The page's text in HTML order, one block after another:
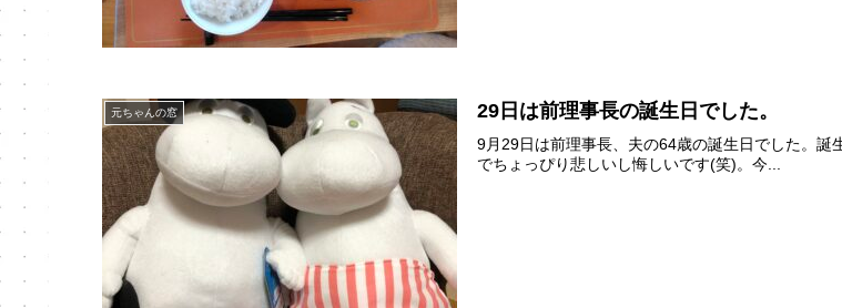
元ちゃんの窓 29日は前理事長の誕生日でした。
9月29日は前理事長、夫の64歳の誕生日でした。誕
でちょっぴり悲しいし悔しいです(笑)。今...